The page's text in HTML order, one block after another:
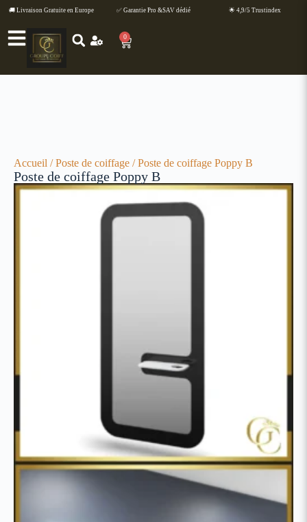
🚚 Livraison Gratuite en Europe ✅ Garantie Pro &SAV dédié 🌟 4,9/5 Trustindex
0
Accueil /Poste de coiffage / Poste de coiffage Poppy B
Poste de coiffage Poppy B